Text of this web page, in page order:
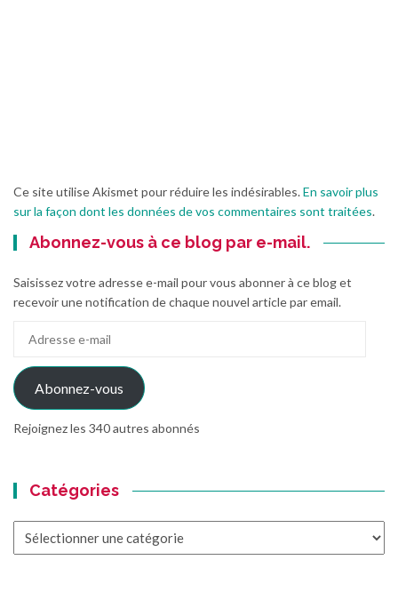
Ce site utilise Akismet pour réduire les indésirables.En savoir plus
sur la façon dont les données de vos commentaires sont traitées.
Abonnez-vous à ce blog par e-mail.
Saisissez votre adresse e-mail pour vous abonner à ce blog et
recevoir une notification de chaque nouvel article par email.
mail
Abonnez-vous
Rejoignez les 340 autres abonnés
Catégories